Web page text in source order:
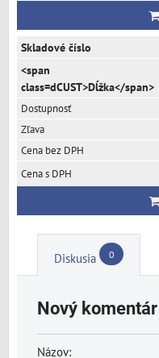
Diskusia 0
Nový komentár
Názov: